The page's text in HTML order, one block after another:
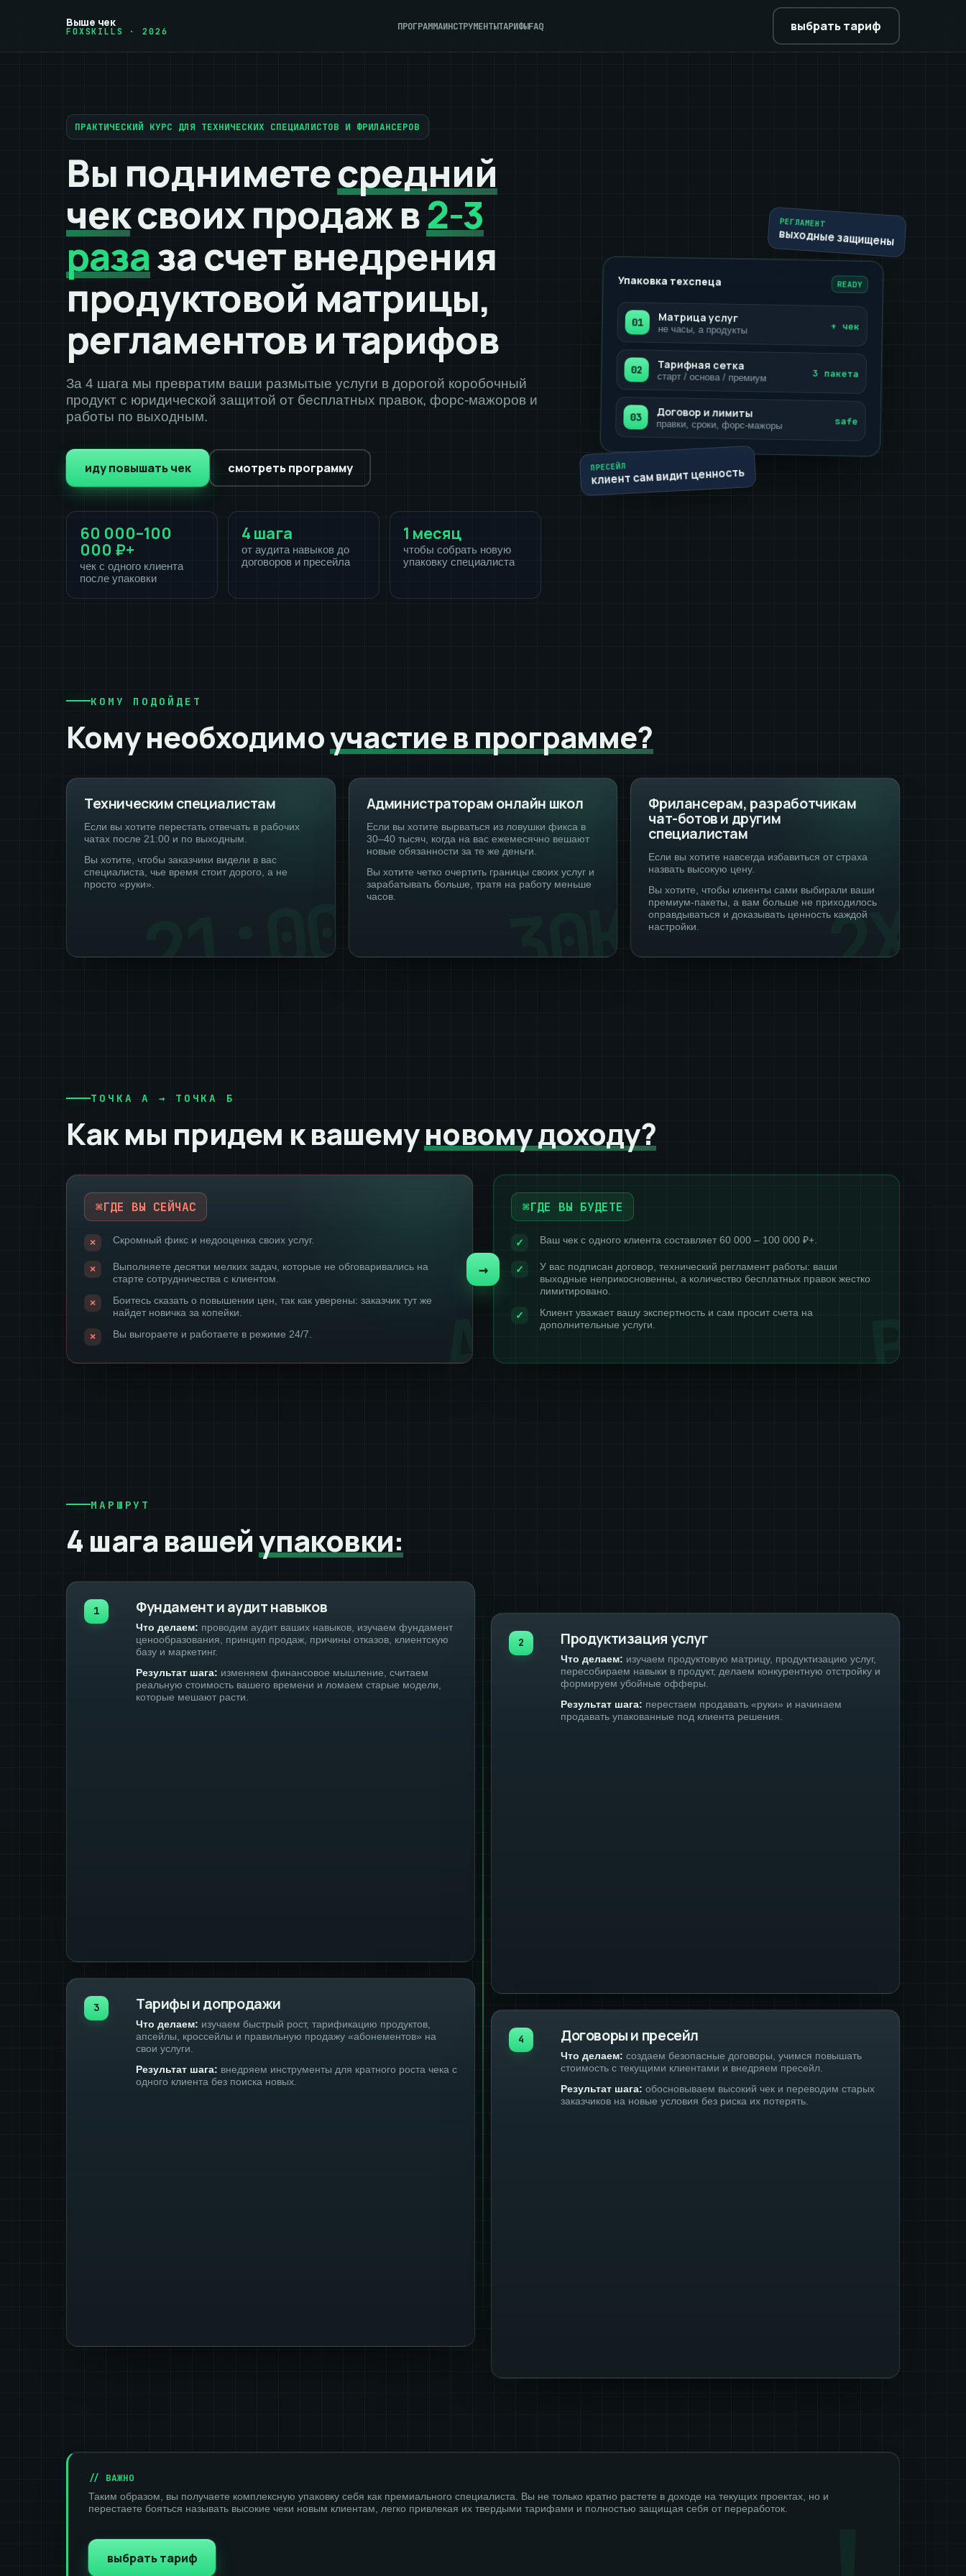
Выше чек
FOXSKILLS · 2026 ПРОГРАММАИНСТРУМЕНТЫТАРИФЫFAQ выбрать тариф
ПРАКТИЧЕСКИЙ КУРС ДЛЯ ТЕХНИЧЕСКИХ СПЕЦИАЛИСТОВ И ФРИЛАНСЕРОВ
Вы подниметесредний
чексвоих продаж в2-3
разаза счет внедрения
продуктовой матрицы,
регламентов и тарифов
За 4 шага мы превратим ваши размытые услуги в дорогой коробочный
продукт с юридической защитой от бесплатных правок, форс-мажоров и
работы по выходным.
иду повышать чек смотреть программу
60 000–100
000 ₽+
чек с одного клиента
после упаковки
4 шага
от аудита навыков до
договоров и пресейла
1 месяц
чтобы собрать новую
упаковку специалиста
РЕГЛАМЕНТ
выходные защищены
Упаковка техспеца READY
01 Матрица услуг
не часы, а продукты + чек
02 Тарифная сетка
старт / основа / премиум 3 пакета
03 Договор и лимиты
правки, сроки, форс-мажоры safe
ПРЕСЕЙЛ
клиент сам видит ценность
КОМУ ПОДОЙДЕТ
Кому необходимоучастие в программе?
Техническим специалистам
Если вы хотите перестать отвечать в рабочих
чатах после 21:00 и по выходным.
Вы хотите, чтобы заказчики видели в вас
специалиста, чье время стоит дорого, а не
просто «руки».
Администраторам онлайн школ
Если вы хотите вырваться из ловушки фикса в
30–40 тысяч, когда на вас ежемесячно вешают
новые обязанности за те же деньги.
Вы хотите четко очертить границы своих услуг и
зарабатывать больше, тратя на работу меньше
часов.
Фрилансерам, разработчикам
чат-ботов и другим
специалистам
Если вы хотите навсегда избавиться от страха
назвать высокую цену.
Вы хотите, чтобы клиенты сами выбирали ваши
премиум-пакеты, а вам больше не приходилось
оправдываться и доказывать ценность каждой
настройки.
ТОЧКА А → ТОЧКА Б
Как мы придем к вашемуновому доходу?
ГДЕ ВЫ СЕЙЧАС
Скромный фикс и недооценка своих услуг.
Выполняете десятки мелких задач, которые не обговаривались на
старте сотрудничества с клиентом.
Боитесь сказать о повышении цен, так как уверены: заказчик тут же
найдет новичка за копейки.
Вы выгораете и работаете в режиме 24/7.
ГДЕ ВЫ БУДЕТЕ
Ваш чек с одного клиента составляет 60 000 – 100 000 ₽+.
У вас подписан договор, технический регламент работы: ваши
выходные неприкосновенны, а количество бесплатных правок жестко
лимитировано.
Клиент уважает вашу экспертность и сам просит счета на
дополнительные услуги.
МАРШРУТ
4 шага вашейупаковки:
1 Фундамент и аудит навыков
Что делаем: проводим аудит ваших навыков, изучаем фундамент
ценообразования, принцип продаж, причины отказов, клиентскую
базу и маркетинг.
Результат шага: изменяем финансовое мышление, считаем
реальную стоимость вашего времени и ломаем старые модели,
которые мешают расти.
2 Продуктизация услуг
Что делаем: изучаем продуктовую матрицу, продуктизацию услуг,
пересобираем навыки в продукт, делаем конкурентную отстройку и
формируем убойные офферы.
Результат шага: перестаем продавать «руки» и начинаем
продавать упакованные под клиента решения.
3 Тарифы и допродажи
Что делаем: изучаем быстрый рост, тарификацию продуктов,
апсейлы, кроссейлы и правильную продажу «абонементов» на
свои услуги.
Результат шага: внедряем инструменты для кратного роста чека с
одного клиента без поиска новых.
4 Договоры и пресейл
Что делаем: создаем безопасные договоры, учимся повышать
стоимость с текущими клиентами и внедряем пресейл.
Результат шага: обосновываем высокий чек и переводим старых
заказчиков на новые условия без риска их потерять.
// ВАЖНО
Таким образом, вы получаете комплексную упаковку себя как премиального специалиста. Вы не только кратно растете в доходе на текущих проектах, но и
перестаете бояться называть высокие чеки новым клиентам, легко привлекая их твердыми тарифами и полностью защищая себя от переработок.
выбрать тариф